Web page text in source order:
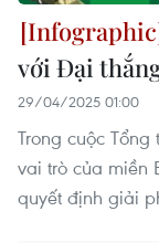
với Đại
29/04/2025 01:00
Trong cuộc
vai trò của miền
quyết định giải